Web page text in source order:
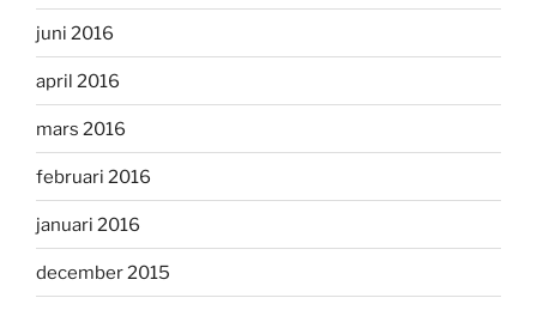
juni 2016
april 2016
mars 2016
februari 2016
januari 2016
december 2015